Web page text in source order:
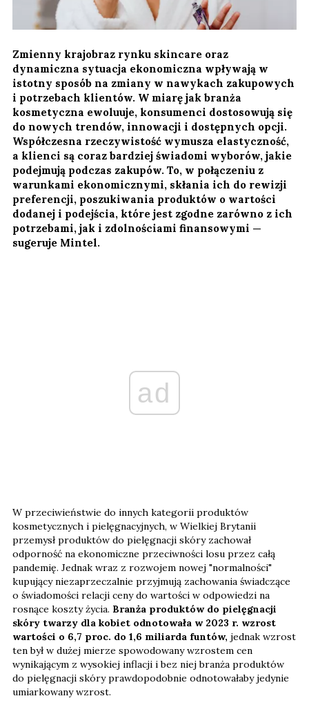
Zmienny krajobraz rynku skincare oraz
dynamiczna sytuacja ekonomiczna wpływają w
istotny sposób na zmiany w nawykach zakupowych
i potrzebach klientów. W miarę jak branża
kosmetyczna ewoluuje, konsumenci dostosowują się
do nowych trendów, innowacji i dostępnych opcji.
Współczesna rzeczywistość wymusza elastyczność,
a klienci są coraz bardziej świadomi wyborów, jakie
podejmują podczas zakupów. To, w połączeniu z
warunkami ekonomicznymi, skłania ich do rewizji
preferencji, poszukiwania produktów o wartości
dodanej i podejścia, które jest zgodne zarówno z ich
potrzebami, jak i zdolnościami finansowymi —
sugeruje Mintel.
ad
W przeciwieństwie do innych kategorii produktów
kosmetycznych i pielęgnacyjnych, w Wielkiej Brytanii
przemysł produktów do pielęgnacji skóry zachował
odporność na ekonomiczne przeciwności losu przez całą
pandemię. Jednak wraz z rozwojem nowej "normalności"
kupujący niezaprzeczalnie przyjmują zachowania świadczące
o świadomości relacji ceny do wartości w odpowiedzi na
rosnące koszty życia. Branża produktów do pielęgnacji
skóry twarzy dla kobiet odnotowała w 2023 r. wzrost
wartości o 6,7 proc. do 1,6 miliarda funtów, jednak wzrost
ten był w dużej mierze spowodowany wzrostem cen
wynikającym z wysokiej inflacji i bez niej branża produktów
do pielęgnacji skóry prawdopodobnie odnotowałaby jedynie
umiarkowany wzrost.